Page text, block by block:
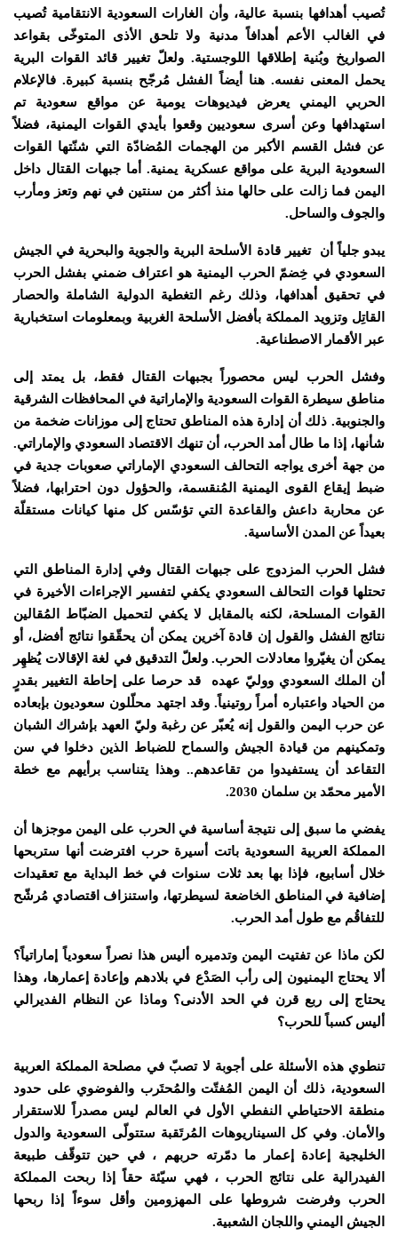
تُصيب أهدافها بنسبة عالية، وأن الغارات السعودية الانتقامية تُصيب
في الغالب الأعم أهدافاً مدنية ولا تلحق الأذى المتوخّى بقواعد
الصواريخ وبُنية إطلاقها اللوجستية. ولعلّ تغيير قائد القوات البرية
يحمل المعنى نفسه. هنا أيضاً الفشل مُرجّح بنسبة كبيرة. فالإعلام
الحربي اليمني يعرض فيديوهات يومية عن مواقع سعودية تم
استهدافها وعن أسرى سعوديين وقعوا بأيدي القوات اليمنية، فضلاً
عن فشل القسم الأكبر من الهجمات المُضادّة التي شنّتها القوات
السعودية البرية على مواقع عسكرية يمنية. أما جبهات القتال داخل
اليمن فما زالت على حالها منذ أكثر من سنتين في نهم وتعز ومأرب
والجوف والساحل.
يبدو جلياً أن تغيير قادة الأسلحة البرية والجوية والبحرية في الجيش
السعودي في خِضمّ الحرب اليمنية هو اعتراف ضمني بفشل الحرب
في تحقيق أهدافها، وذلك رغم التغطية الدولية الشاملة والحصار
القاتِل وتزويد المملكة بأفضل الأسلحة الغربية وبمعلومات استخبارية
عبر الأقمار الاصطناعية.
وفشل الحرب ليس محصوراً بجبهات القتال فقط، بل يمتد إلى
مناطق سيطرة القوات السعودية والإماراتية في المحافظات الشرقية
والجنوبية. ذلك أن إدارة هذه المناطق تحتاج إلى موزانات ضخمة من
شأنها، إذا ما طال أمد الحرب، أن تنهك الاقتصاد السعودي والإماراتي.
من جهة أخرى يواجه التحالف السعودي الإماراتي صعوبات جدية في
ضبط إيقاع القوى اليمنية المُنقسمة، والحؤول دون احترابها، فضلاً
عن محاربة داعش والقاعدة التي تؤسّس كل منها كيانات مستقلّة
بعيداً عن المدن الأساسية.
فشل الحرب المزدوج على جبهات القتال وفي إدارة المناطق التي
تحتلها قوات التحالف السعودي يكفي لتفسير الإجراءات الأخيرة في
القوات المسلحة، لكنه بالمقابل لا يكفي لتحميل الضبّاط المُقالين
نتائج الفشل والقول إن قادة آخرين يمكن أن يحقّقوا نتائج أفضل، أو
يمكن أن يغيّروا معادلات الحرب. ولعلّ التدقيق في لغة الإقالات يُظهِر
أن الملك السعودي ووليّ عهده قد حرصا على إحاطة التغيير بقدرٍ
من الحياد واعتباره أمراً روتينياً. وقد اجتهد محلّلون سعوديون بإبعاده
عن حرب اليمن والقول إنه يُعبّر عن رغبة وليّ العهد بإشراك الشبان
وتمكينهم من قيادة الجيش والسماح للضباط الذين دخلوا في سن
التقاعد أن يستفيدوا من تقاعدهم.. وهذا يتناسب برأيهم مع خطة
الأمير محمّد بن سلمان 2030.
يفضي ما سبق إلى نتيجة أساسية في الحرب على اليمن موجزها أن
المملكة العربية السعودية باتت أسيرة حرب افترضت أنها ستربحها
خلال أسابيع، فإذا بها بعد ثلات سنوات في خط البداية مع تعقيدات
إضافية في المناطق الخاضعة لسيطرتها، واستنزاف اقتصادي مُرشّح
للتفاقُم مع طول أمد الحرب.
لكن ماذا عن تفتيت اليمن وتدميره أليس هذا نصراً سعودياً إماراتياً؟
ألا يحتاج اليمنيون إلى رأب الصَدْع في بلادهم وإعادة إعمارها، وهذا
يحتاج إلى ربع قرن في الحد الأدنى؟ وماذا عن النظام الفديرالي
أليس كسباً للحرب؟
تنطوي هذه الأسئلة على أجوبة لا تصبّ في مصلحة المملكة العربية
السعودية، ذلك أن اليمن المُفتّت والمُحتَرب والفوضوي على حدود
منطقة الاحتياطي النفطي الأول في العالم ليس مصدراً للاستقرار
والأمان. وفي كل السيناريوهات المُرتَقبة ستتولّى السعودية والدول
الخليجية إعادة إعمار ما دمّرته حربهم ، في حين تتوقّف طبيعة
الفيدرالية على نتائج الحرب ، فهي سيّئة حقاً إذا ربحت المملكة
الحرب وفرضت شروطها على المهزومين وأقل سوءاً إذا ربحها
الجيش اليمني واللجان الشعبية.